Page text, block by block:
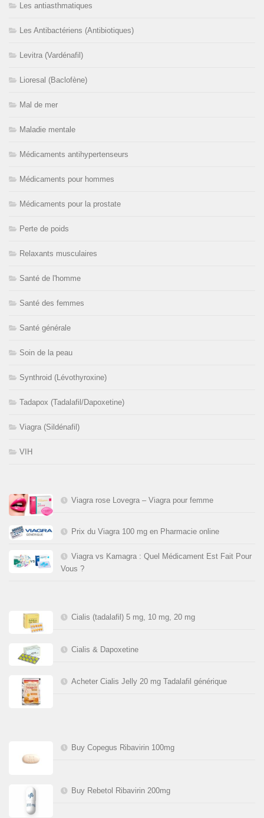
Les antiasthmatiques
Les Antibactériens (Antibiotiques)
Levitra (Vardénafil)
Lioresal (Baclofène)
Mal de mer
Maladie mentale
Médicaments antihypertenseurs
Médicaments pour hommes
Médicaments pour la prostate
Perte de poids
Relaxants musculaires
Santé de l'homme
Santé des femmes
Santé générale
Soin de la peau
Synthroid (Lévothyroxine)
Tadapox (Tadalafil/Dapoxetine)
Viagra (Sildénafil)
VIH
Viagra rose Lovegra – Viagra pour femme
Prix du Viagra 100 mg en Pharmacie online
Viagra vs Kamagra : Quel Médicament Est Fait Pour
Vous ?
Cialis (tadalafil) 5 mg, 10 mg, 20 mg
Cialis & Dapoxetine
Acheter Cialis Jelly 20 mg Tadalafil générique
Buy Copegus Ribavirin 100mg
Buy Rebetol Ribavirin 200mg